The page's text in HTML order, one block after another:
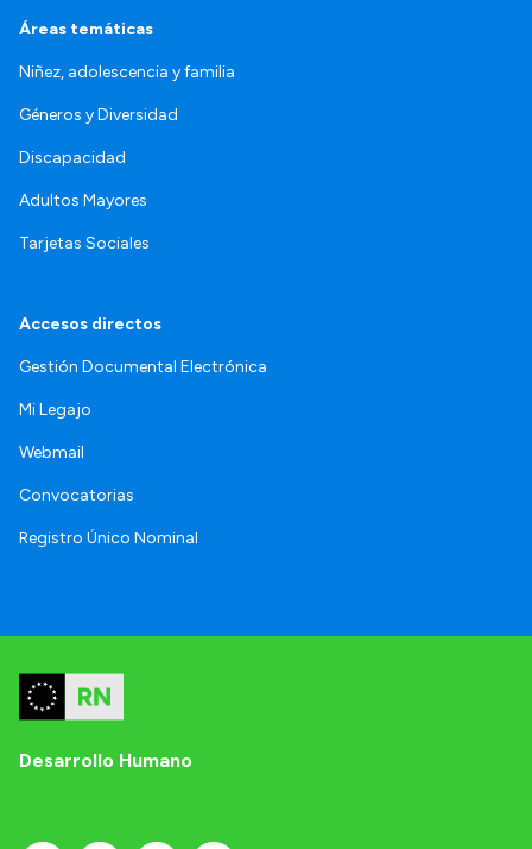
Áreas temáticas
Niñez, adolescencia y familia
Géneros y Diversidad
Discapacidad
Adultos Mayores
Tarjetas Sociales
Accesos directos
Gestión Documental Electrónica
Mi Legajo
Webmail
Convocatorias
Registro Único Nominal
Desarrollo Humano